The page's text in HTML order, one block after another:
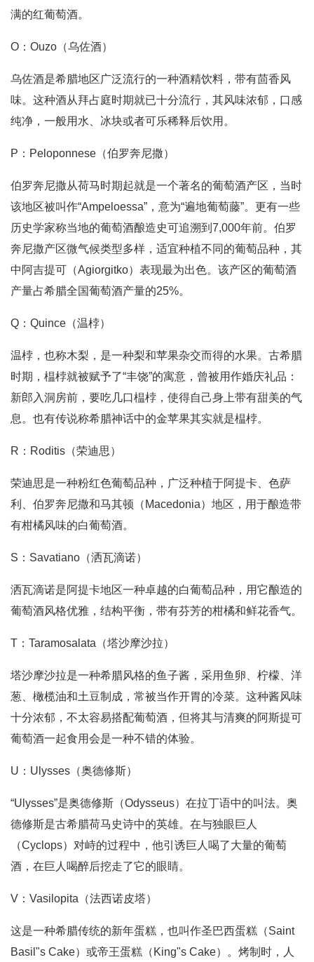
满的红葡萄酒。
O：Ouzo（乌佐酒）
乌佐酒是希腊地区广泛流行的一种酒精饮料，带有茴香风
味。这种酒从拜占庭时期就已十分流行，其风味浓郁，口感
纯净，一般用水、冰块或者可乐稀释后饮用。
P：Peloponnese（伯罗奔尼撒）
伯罗奔尼撒从荷马时期起就是一个著名的葡萄酒产区，当时
该地区被叫作“Ampeloessa”，意为“遍地葡萄藤”。更有一些
历史学家称当地的葡萄酒酿造史可追溯到7,000年前。伯罗
奔尼撒产区微气候类型多样，适宜种植不同的葡萄品种，其
中阿吉提可（Agiorgitko）表现最为出色。该产区的葡萄酒
产量占希腊全国葡萄酒产量的25%。
Q：Quince（温桲）
温桲，也称木梨，是一种梨和苹果杂交而得的水果。古希腊
时期，榅桲就被赋予了“丰饶”的寓意，曾被用作婚庆礼品：
新郎入洞房前，要吃几口榅桲，使得自己身上带有甜美的气
息。也有传说称希腊神话中的金苹果其实就是榅桲。
R：Roditis（荣迪思）
荣迪思是一种粉红色葡萄品种，广泛种植于阿提卡、色萨
利、伯罗奔尼撒和马其顿（Macedonia）地区，用于酿造带
有柑橘风味的白葡萄酒。
S：Savatiano（洒瓦滴诺）
洒瓦滴诺是阿提卡地区一种卓越的白葡萄品种，用它酿造的
葡萄酒风格优雅，结构平衡，带有芬芳的柑橘和鲜花香气。
T：Taramosalata（塔沙摩沙拉）
塔沙摩沙拉是一种希腊风格的鱼子酱，采用鱼卵、柠檬、洋
葱、橄榄油和土豆制成，常被当作开胃的冷菜。这种酱风味
十分浓郁，不太容易搭配葡萄酒，但将其与清爽的阿斯提可
葡萄酒一起食用会是一种不错的体验。
U：Ulysses（奥德修斯）
“Ulysses”是奥德修斯（Odysseus）在拉丁语中的叫法。奥
德修斯是古希腊荷马史诗中的英雄。在与独眼巨人
（Cyclops）对峙的过程中，他引诱巨人喝了大量的葡萄
酒，在巨人喝醉后挖走了它的眼睛。
V：Vasilopita（法西诺皮塔）
这是一种希腊传统的新年蛋糕，也叫作圣巴西蛋糕（Saint
Basil"s Cake）或帝王蛋糕（King"s Cake）。烤制时，人